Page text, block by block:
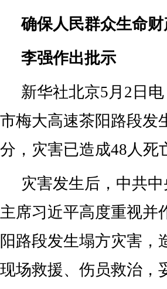
确保人民群众生命
李强作出批示
新华社北京5月2日
市梅大高速茶阳路段发
分，灾害已造成48人死
灾害发生后，中共
主席习近平高度重视并
阳路段发生塌方灾害，
现场救援、伤员救治，